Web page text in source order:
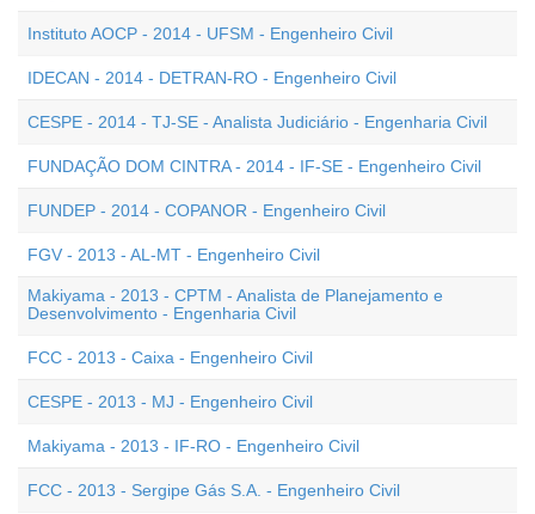
Instituto AOCP - 2014 - UFSM - Engenheiro Civil
IDECAN - 2014 - DETRAN-RO - Engenheiro Civil
CESPE - 2014 - TJ-SE - Analista Judiciário - Engenharia Civil
FUNDAÇÃO DOM CINTRA - 2014 - IF-SE - Engenheiro Civil
FUNDEP - 2014 - COPANOR - Engenheiro Civil
FGV - 2013 - AL-MT - Engenheiro Civil
Makiyama - 2013 - CPTM - Analista de Planejamento e
Desenvolvimento - Engenharia Civil
FCC - 2013 - Caixa - Engenheiro Civil
CESPE - 2013 - MJ - Engenheiro Civil
Makiyama - 2013 - IF-RO - Engenheiro Civil
FCC - 2013 - Sergipe Gás S.A. - Engenheiro Civil